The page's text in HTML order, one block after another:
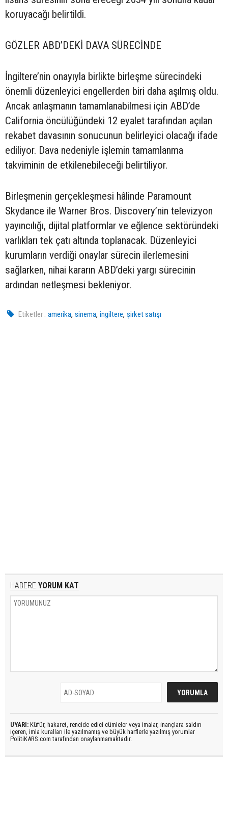
koruyacağı belirtildi.
GÖZLER ABD’DEKİ DAVA SÜRECİNDE
İngiltere’nin onayıyla birlikte birleşme sürecindeki
önemli düzenleyici engellerden biri daha aşılmış oldu.
Ancak anlaşmanın tamamlanabilmesi için ABD’de
California öncülüğündeki 12 eyalet tarafından açılan
rekabet davasının sonucunun belirleyici olacağı ifade
ediliyor. Dava nedeniyle işlemin tamamlanma
takviminin de etkilenebileceği belirtiliyor.
Birleşmenin gerçekleşmesi hâlinde Paramount
Skydance ile Warner Bros. Discovery’nin televizyon
yayıncılığı, dijital platformlar ve eğlence sektöründeki
varlıkları tek çatı altında toplanacak. Düzenleyici
kurumların verdiği onaylar sürecin ilerlemesini
sağlarken, nihai kararın ABD’deki yargı sürecinin
ardından netleşmesi bekleniyor.
Etiketler : amerika,sinema,ingiltere,şirket satışı
HABERE YORUM KAT
UYARI: Küfür, hakaret, rencide edici cümleler veya imalar, inançlara saldırı
içeren, imla kuralları ile yazılmamış ve büyük harflerle yazılmış yorumlar
PolitiKARS.com tarafından onaylanmamaktadır.